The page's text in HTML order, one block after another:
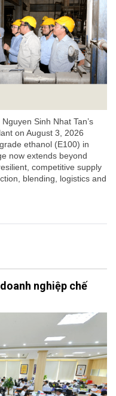
Sinh Nhat Tan’s
on August 3, 2026
ethanol (E100) in
now extends beyond
competitive supply
blending, logistics and
nghiệp chế